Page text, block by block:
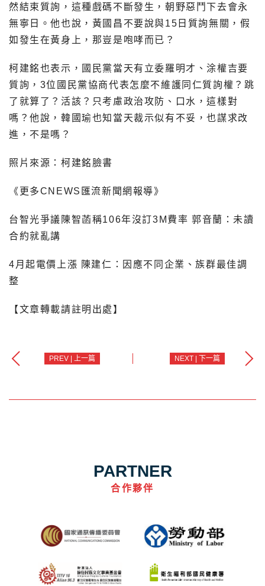
然結束質詢，這種戲碼不斷發生，朝野惡鬥下去會永
無寧日。他也說，黃國昌不要說與15日質詢無關，假
如發生在黃身上，那豈是咆哮而已？
柯建銘也表示，國民黨當天有立委羅明才、涂權吉要
質詢，3位國民黨協商代表怎麼不維護同仁質詢權？跳
了就算了？活該？只考慮政治攻防、口水，這樣對
嗎？他說，韓國瑜也知當天裁示似有不妥，也謀求改
進，不是嗎？
照片來源：柯建銘臉書
《更多CNEWS匯流新聞網報導》
台智光爭議陳智菡稱106年沒訂3M費率 郭音蘭：未讀
合約就亂講
4月起電價上漲 陳建仁：因應不同企業、族群最佳調
整
【文章轉載請註明出處】
PREV | 上一篇 NEXT | 下一篇
PARTNER
合作夥伴